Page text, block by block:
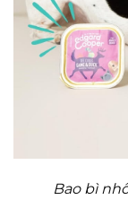
Bao bì